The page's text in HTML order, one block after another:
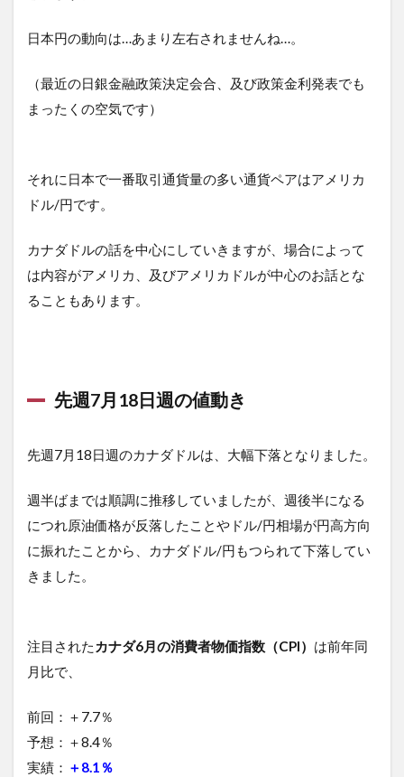
日本円の動向は…あまり左右されませんね…。
（最近の日銀金融政策決定会合、及び政策金利発表でも
まったくの空気です）
それに日本で一番取引通貨量の多い通貨ペアはアメリカ
ドル/円です。
カナダドルの話を中心にしていきますが、場合によって
は内容がアメリカ、及びアメリカドルが中心のお話とな
ることもあります。
先週7月18日週の値動き
先週7月18日週のカナダドルは、大幅下落となりました。
週半ばまでは順調に推移していましたが、週後半になる
につれ原油価格が反落したことやドル/円相場が円高方向
に振れたことから、カナダドル/円もつられて下落してい
きました。
注目された カナダ6月の消費者物価指数（CPI） は前年同
月比で、
前回：＋7.7％
予想：＋8.4％
実績： ＋8.1％